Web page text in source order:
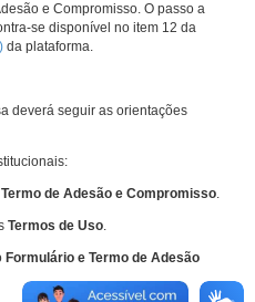
e Compromisso. O passo a
se disponível no item 12 da
da plataforma.
deverá seguir as orientações
Termo de Adesão e Compromisso.
Termos de Uso.
Formulário e Termo de Adesão